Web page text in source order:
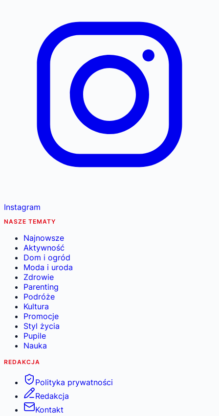
Instagram
NASZE TEMATY
Najnowsze
Aktywność
Dom i ogród
Moda i uroda
Zdrowie
Parenting
Podróże
Kultura
Promocje
Styl życia
Pupile
Nauka
REDAKCJA
Polityka prywatności
Redakcja
Kontakt